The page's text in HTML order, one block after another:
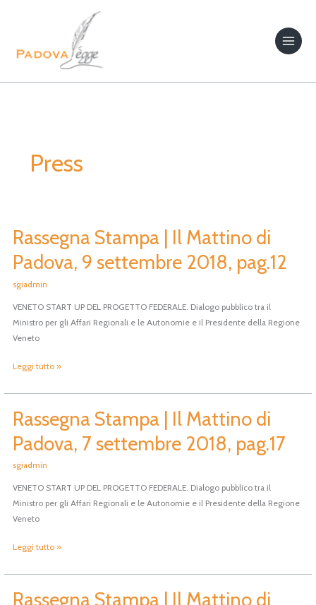
Press
Rassegna Stampa | Il Mattino di
Padova, 9 settembre 2018, pag.12
sgiadmin
VENETO START UP DEL PROGETTO FEDERALE. Dialogo pubblico tra il
Ministro per gli Affari Regionali e le Autonomie e il Presidente della Regione
Veneto
Rassegna
di
Padova,
9
2018,
Leggi tutto »
Rassegna Stampa | Il Mattino di
Padova, 7 settembre 2018, pag.17
sgiadmin
VENETO START UP DEL PROGETTO FEDERALE. Dialogo pubblico tra il
Ministro per gli Affari Regionali e le Autonomie e il Presidente della Regione
Veneto
Rassegna
Stampa
di
Padova,
7
2018,
Leggi tutto »
Rassegna Stampa | Il Mattino di
Rassegna